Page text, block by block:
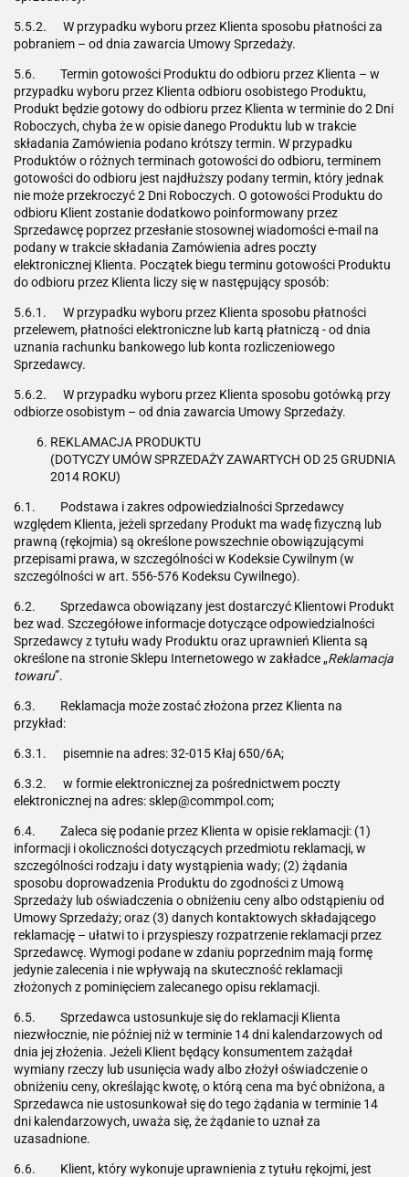
5.5.2. W przypadku wyboru przez Klienta sposobu płatności za
pobraniem – od dnia zawarcia Umowy Sprzedaży.
5.6. Termin gotowości Produktu do odbioru przez Klienta – w
przypadku wyboru przez Klienta odbioru osobistego Produktu,
Produkt będzie gotowy do odbioru przez Klienta w terminie do 2 Dni
Roboczych, chyba że w opisie danego Produktu lub w trakcie
składania Zamówienia podano krótszy termin. W przypadku
Produktów o różnych terminach gotowości do odbioru, terminem
gotowości do odbioru jest najdłuższy podany termin, który jednak
nie może przekroczyć 2 Dni Roboczych. O gotowości Produktu do
odbioru Klient zostanie dodatkowo poinformowany przez
Sprzedawcę poprzez przesłanie stosownej wiadomości e-mail na
podany w trakcie składania Zamówienia adres poczty
elektronicznej Klienta. Początek biegu terminu gotowości Produktu
do odbioru przez Klienta liczy się w następujący sposób:
5.6.1. W przypadku wyboru przez Klienta sposobu płatności
przelewem, płatności elektroniczne lub kartą płatniczą - od dnia
uznania rachunku bankowego lub konta rozliczeniowego
Sprzedawcy.
5.6.2. W przypadku wyboru przez Klienta sposobu gotówką przy
odbiorze osobistym – od dnia zawarcia Umowy Sprzedaży.
REKLAMACJA PRODUKTU
(DOTYCZY UMÓW SPRZEDAŻY ZAWARTYCH OD 25 GRUDNIA
2014 ROKU)
6.1. Podstawa i zakres odpowiedzialności Sprzedawcy
względem Klienta, jeżeli sprzedany Produkt ma wadę fizyczną lub
prawną (rękojmia) są określone powszechnie obowiązującymi
przepisami prawa, w szczególności w Kodeksie Cywilnym (w
szczególności w art. 556-576 Kodeksu Cywilnego).
6.2. Sprzedawca obowiązany jest dostarczyć Klientowi Produkt
bez wad. Szczegółowe informacje dotyczące odpowiedzialności
Sprzedawcy z tytułu wady Produktu oraz uprawnień Klienta są
określone na stronie Sklepu Internetowego w zakładce „Reklamacja
towaru”.
6.3. Reklamacja może zostać złożona przez Klienta na
przykład:
6.3.1. pisemnie na adres: 32-015 Kłaj 650/6A;
6.3.2. w formie elektronicznej za pośrednictwem poczty
elektronicznej na adres: sklep@commpol.com;
6.4. Zaleca się podanie przez Klienta w opisie reklamacji: (1)
informacji i okoliczności dotyczących przedmiotu reklamacji, w
szczególności rodzaju i daty wystąpienia wady; (2) żądania
sposobu doprowadzenia Produktu do zgodności z Umową
Sprzedaży lub oświadczenia o obniżeniu ceny albo odstąpieniu od
Umowy Sprzedaży; oraz (3) danych kontaktowych składającego
reklamację – ułatwi to i przyspieszy rozpatrzenie reklamacji przez
Sprzedawcę. Wymogi podane w zdaniu poprzednim mają formę
jedynie zalecenia i nie wpływają na skuteczność reklamacji
złożonych z pominięciem zalecanego opisu reklamacji.
6.5. Sprzedawca ustosunkuje się do reklamacji Klienta
niezwłocznie, nie później niż w terminie 14 dni kalendarzowych od
dnia jej złożenia. Jeżeli Klient będący konsumentem zażądał
wymiany rzeczy lub usunięcia wady albo złożył oświadczenie o
obniżeniu ceny, określając kwotę, o którą cena ma być obniżona, a
Sprzedawca nie ustosunkował się do tego żądania w terminie 14
dni kalendarzowych, uważa się, że żądanie to uznał za
uzasadnione.
6.6. Klient, który wykonuje uprawnienia z tytułu rękojmi, jest